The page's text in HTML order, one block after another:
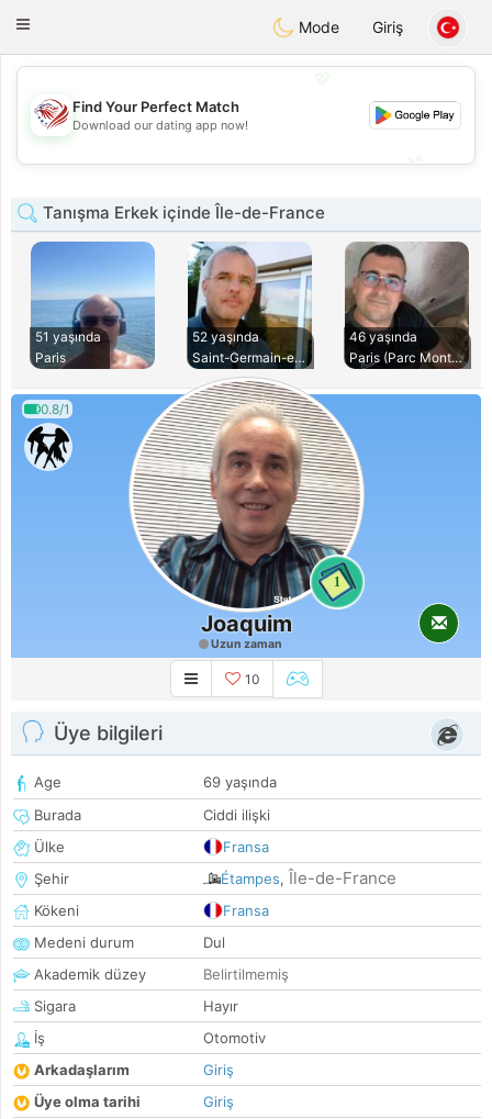
Dating
Toggle
Mode Giriş
💖
💕
Find Your Perfect Match
Download our dating app now!
Tanışma Erkek içinde Île-de-France
51 yaşında
Paris
52 yaşında
Saint-Germain-en-L
46 yaşında
Paris (Parc Montso
0.8/1
1
Joaquim
Uzun zaman
10
Üye bilgileri
Age
69 yaşında
Burada
Ciddi ilişki
Ülke
Fransa
Şehir
Étampes, Île-de-France
Kökeni
Fransa
Medeni durum
Dul
Akademik düzey
Belirtilmemiş
Sigara
Hayır
İş
Otomotiv
Arkadaşlarım
Giriş
Üye olma tarihi
Giriş